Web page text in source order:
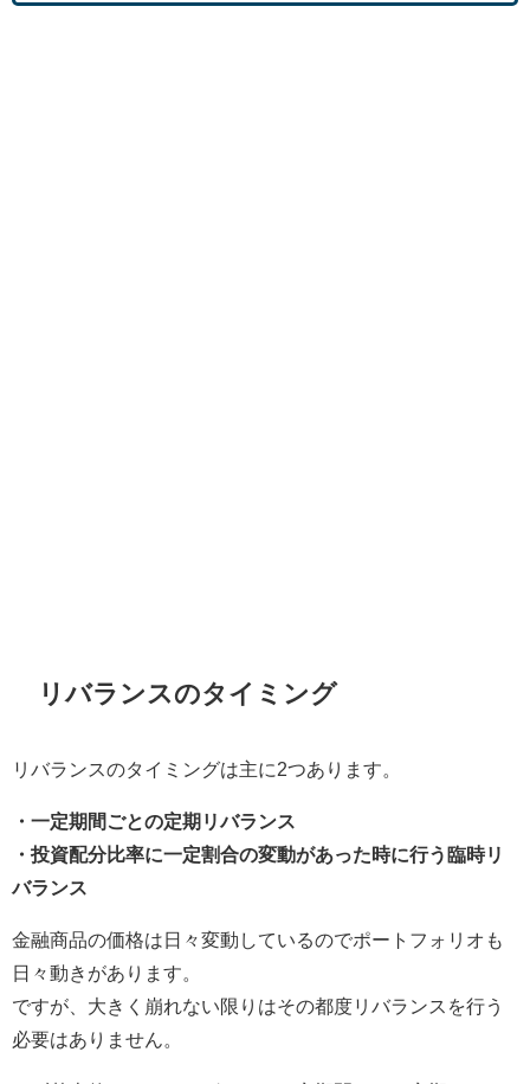
リバランスのタイミング
リバランスのタイミングは主に2つあります。
・一定期間ごとの定期リバランス
・投資配分比率に一定割合の変動があった時に行う臨時リ
バランス
金融商品の価格は日々変動しているのでポートフォリオも
日々動きがあります。
ですが、大きく崩れない限りはその都度リバランスを行う
必要はありません。